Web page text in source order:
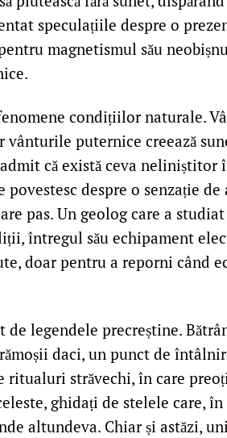
speculațiile despre o
magnetismul său
condițiilor naturale.
vânturile puternice creează
că există ceva
despre o senzație de
pas. Un geolog care a
întregul său echipament
doar pentru a reporni când
legendele precreștine.
daci, un punct de
ritualuri străvechi, în care
ghidați de stelele care,
altundeva. Chiar și astăzi,